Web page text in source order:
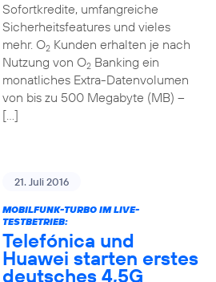
Sofortkredite, umfangreiche
Sicherheitsfeatures und vieles
mehr. O2Kunden erhalten je nach
Nutzung von O2Banking ein
monatliches Extra-Datenvolumen
von bis zu 500 Megabyte (MB) –
[…]
21. Juli 2016
MOBILFUNK-TURBO IM LIVE-
TESTBETRIEB:
Telefónica und
Huawei starten erstes
deutsches 4,5G